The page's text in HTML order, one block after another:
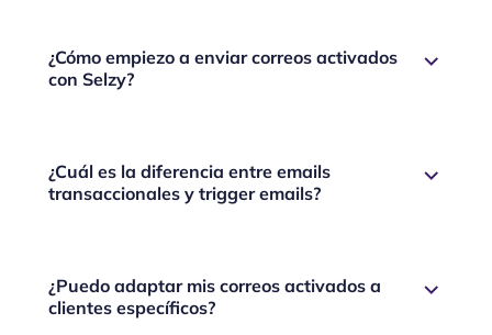
¿Cómo empiezo a enviar correos activados
con Selzy?
¿Cuál es la diferencia entre emails
transaccionales y trigger emails?
¿Puedo adaptar mis correos activados a
clientes específicos?